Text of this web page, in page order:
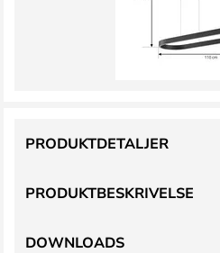
PRODUKTBESKRIVELSE
PRODUKTDETALJER
DOWNLOADS